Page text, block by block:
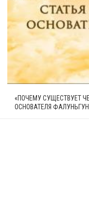
«ПОЧЕМУ СУЩЕСТВУЕТ
ОСНОВАТЕЛЯ ФАЛУНЬГУН